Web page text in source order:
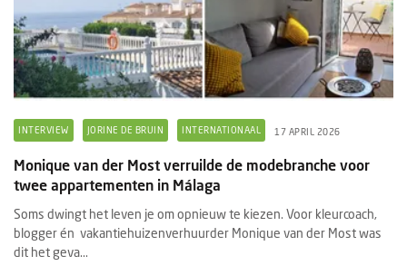
INTERVIEW JORINE DE BRUIN INTERNATIONAAL 17 APRIL 2026
Monique van der Most verruilde de modebranche voor
twee appartementen in Málaga
Soms dwingt het leven je om opnieuw te kiezen. Voor kleurcoach,
blogger én vakantiehuizenverhuurder Monique van der Most was
dit het geva...